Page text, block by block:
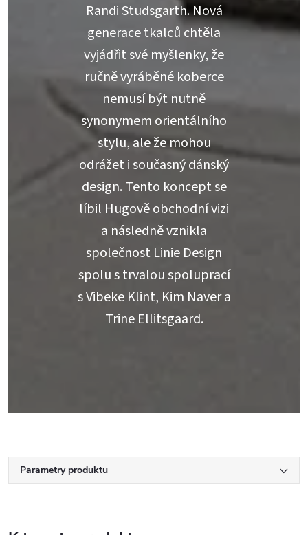
Randi Studsgarth. Nová
generace tkalců chtěla
vyjádřit své myšlenky, že
ručně vyráběné koberce
nemusí být nutně
synonymem orientálního
stylu, ale že mohou
odrážet i současný dánský
design. Tento koncept se
líbil Hugově obchodní vizi
a následně vznikla
společnost Linie Design
spolu s trvalou spoluprací
s Vibeke Klint, Kim Naver a
Trine Ellitsgaard.
Parametry produktu